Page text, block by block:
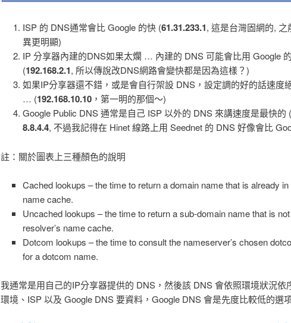
ISP 的 DNS通常會比 Google 的快 (61.31.233.1, 這是台灣固網的, 之
異更明顯)
IP 分享器內建的DNS如果太爛 … 內建的 DNS 可能會比用 Google
(192.168.2.1, 所以傳說改DNS網路會變快都是因為這樣？)
如果IP分享器還不錯，或是會自行架設 DNS，設定調的好的話速度
… (192.168.10.10 ，第一明的那個～)
Google Public DNS 通常是自己 ISP 以外的 DNS 來講速度是最快的
8.8.4.4, 不過我記得在 Hinet 線路上用 Seednet 的 DNS 好像會比
註：關於圖表上三種顏色的說明
Cached lookups – the time to return a domain name that is already in
name cache.
Uncached lookups – the time to return a sub-domain name that is
resolver’s name cache.
Dotcom lookups – the time to consult the nameserver’s chosen
for a dotcom name.
我通常是用自己的IP分享器提供的 DNS，然後該 DNS 會依照環境狀況依
環境、ISP 以及 Google DNS 要資料，Google DNS 會是先度比較低的選